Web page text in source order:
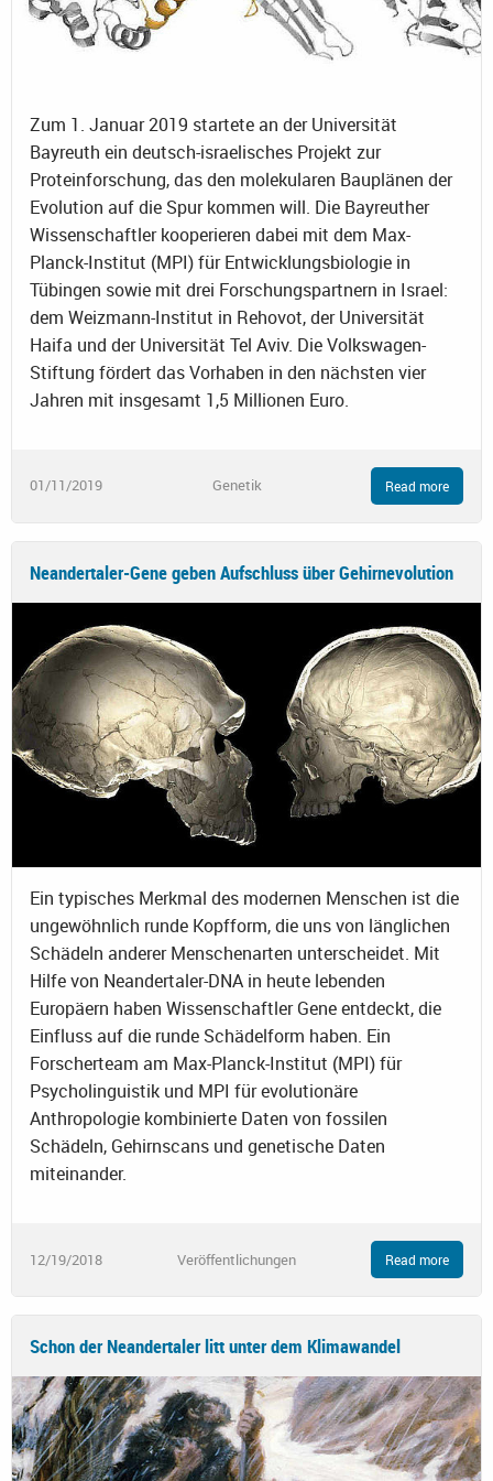
Zum 1. Januar 2019 startete an der Universität
Bayreuth ein deutsch-israelisches Projekt zur
Proteinforschung, das den molekularen Bauplänen der
Evolution auf die Spur kommen will. Die Bayreuther
Wissenschaftler kooperieren dabei mit dem Max-
Planck-Institut (MPI) für Entwicklungsbiologie in
Tübingen sowie mit drei Forschungspartnern in Israel:
dem Weizmann-Institut in Rehovot, der Universität
Haifa und der Universität Tel Aviv. Die Volkswagen-
Stiftung fördert das Vorhaben in den nächsten vier
Jahren mit insgesamt 1,5 Millionen Euro.
01/11/2019 Genetik Read more
Neandertaler-Gene geben Aufschluss über Gehirnevolution
Ein typisches Merkmal des modernen Menschen ist die
ungewöhnlich runde Kopfform, die uns von länglichen
Schädeln anderer Menschenarten unterscheidet. Mit
Hilfe von Neandertaler-DNA in heute lebenden
Europäern haben Wissenschaftler Gene entdeckt, die
Einfluss auf die runde Schädelform haben. Ein
Forscherteam am Max-Planck-Institut (MPI) für
Psycholinguistik und MPI für evolutionäre
Anthropologie kombinierte Daten von fossilen
Schädeln, Gehirnscans und genetische Daten
miteinander.
12/19/2018 Veröffentlichungen Read more
Schon der Neandertaler litt unter dem Klimawandel